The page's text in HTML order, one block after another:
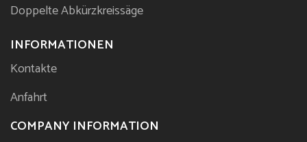
Doppelte Abkürzkreissäge
INFORMATIONEN
Kontakte
Anfahrt
COMPANY INFORMATION